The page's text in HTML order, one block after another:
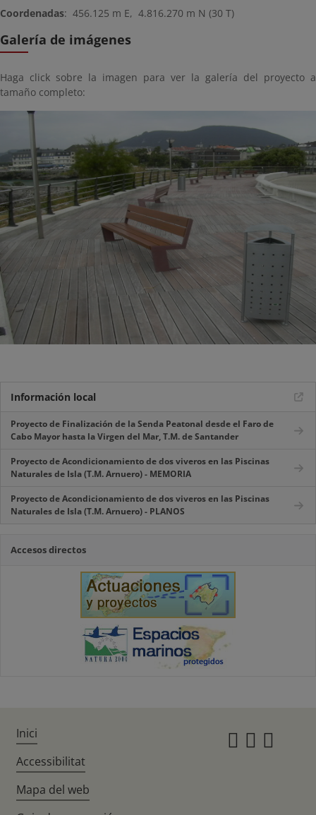
Coordenadas: 456.125 m E, 4.816.270 m N (30 T)
Galería de imágenes
Haga click sobre la imagen para ver la galería del proyecto a
tamaño completo:
Información local
Proyecto de Finalización de la Senda Peatonal desde el Faro de
Cabo Mayor hasta la Virgen del Mar, T.M. de Santander
Proyecto de Acondicionamiento de dos viveros en las Piscinas
Naturales de Isla (T.M. Arnuero) - MEMORIA
Proyecto de Acondicionamiento de dos viveros en las Piscinas
Naturales de Isla (T.M. Arnuero) - PLANOS
Accesos directos
Inici
Accessibilitat
Mapa del web